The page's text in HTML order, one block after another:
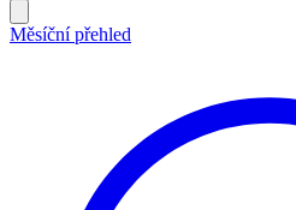
Měsíční přehled